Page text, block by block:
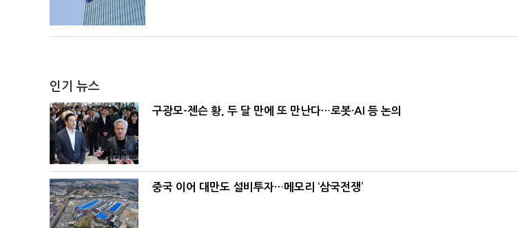
인기 뉴스
구광모-젠슨 황, 두 달 만에 또 만난다…로봇·AI 등 논의
중국 이어 대만도 설비투자…메모리 ‘삼국전쟁’